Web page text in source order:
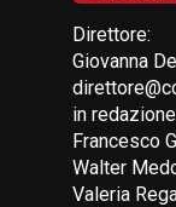
Direttore:
Giovanna
in
Francesco
Walter
Valeria